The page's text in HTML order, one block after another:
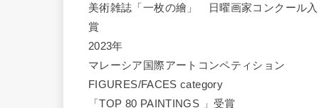
美術雑誌「一枚の繪」 日曜画家コンクール入
賞
2023年
マレーシア国際アートコンペティション
FIGURES/FACES category
「TOP 80 PAINTINGS 」受賞